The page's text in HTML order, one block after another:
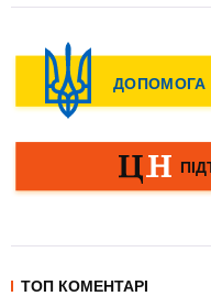
ТОП КОМЕНТАРІ